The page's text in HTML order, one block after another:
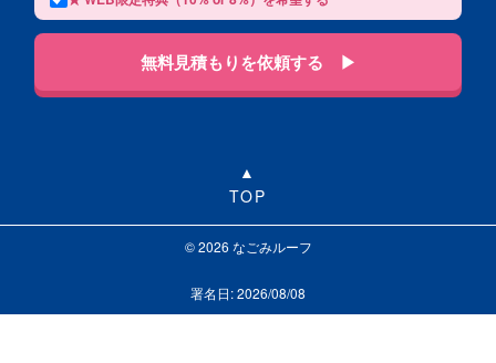
無料見積もりを依頼する ▶
TOP
© 2026 なごみルーフ
署名日: 2026/08/08